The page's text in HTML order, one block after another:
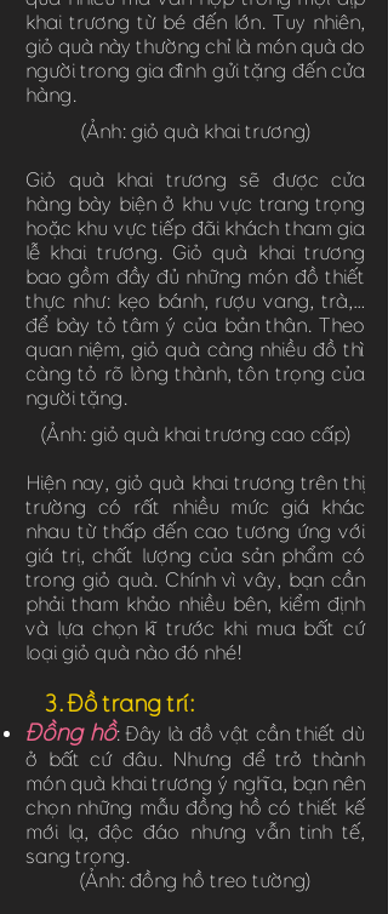
khai trương từ bé đến lớn. Tuy nhiên,
giỏ quà này thường chỉ là món quà do
người trong gia đình gửi tặng đến cửa
hàng.
(Ảnh: giỏ quà khai trương)
Giỏ quà khai trương sẽ được cửa
hàng bày biện ở khu vực trang trọng
hoặc khu vực tiếp đãi khách tham gia
lễ khai trương. Giỏ quà khai trương
bao gồm đầy đủ những món đồ thiết
thực như: kẹo bánh, rượu vang, trà,…
để bày tỏ tâm ý của bản thân. Theo
quan niệm, giỏ quà càng nhiều đồ thì
càng tỏ rõ lòng thành, tôn trọng của
người tặng.
(Ảnh: giỏ quà khai trương cao cấp)
Hiện nay, giỏ quà khai trương trên thị
trường có rất nhiều mức giá khác
nhau từ thấp đến cao tương ứng với
giá trị, chất lượng của sản phẩm có
trong giỏ quà. Chính vì vây, bạn cần
phải tham khảo nhiều bên, kiểm định
và lựa chọn kĩ trước khi mua bất cứ
loại giỏ quà nào đó nhé!
3. Đồ trang trí:
Đồng hồ: Đây là đồ vật cần thiết dù
ở bất cứ đâu. Nhưng để trở thành
món quà khai trương ý nghĩa, bạn nên
chọn những mẫu đồng hồ có thiết kế
mới lạ, độc đáo nhưng vẫn tinh tế,
sang trọng.
(Ảnh: đồng hồ treo tường)